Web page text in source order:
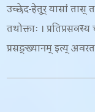
उच्छेद-हेतुर् यासां तास्
तथोक्ताः ।
प्रसङ्ख्यानम् इत्य्